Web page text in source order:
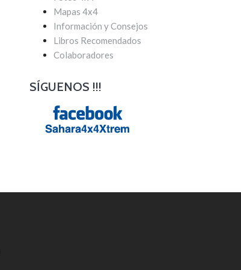
Mapas 4x4
Información y Consejos
Libros Recomendados
Colaboradores
SÍGUENOS !!!